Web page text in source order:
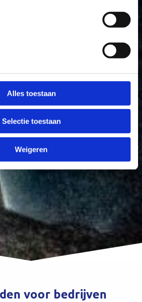
Alles toestaan
Selectie toestaan
Weigeren
voor bedrijven